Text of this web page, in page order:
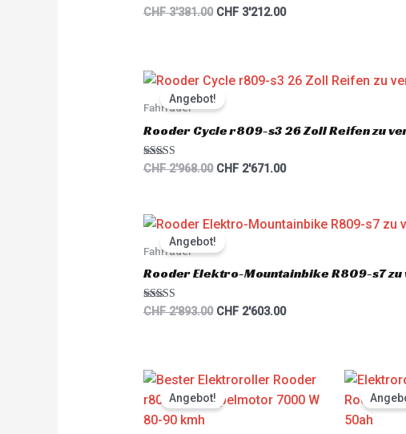
Rated
CHF3'381.00 CHF3'212.00
Angebot!
Fahrräder
Rooder Cycle r809-s3 26 Zoll Reifen zu
Rated
CHF2'968.00
Original
price
was:
CHF2'671.00
Current
Angebot!
Fahrräder
Rooder Elektro-Mountainbike R809-s7 zu
Rated
CHF2'893.00
Original
price
was:
CHF2'603.00
Current
Angebot!
Original
price
was:
Current
is:
CHF 3'733.00.